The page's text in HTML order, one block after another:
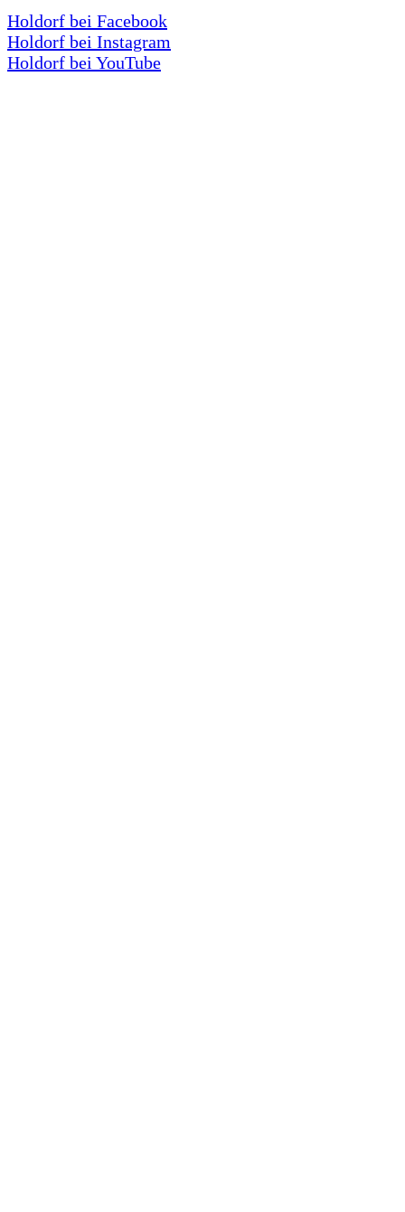
Holdorf bei Facebook
Holdorf bei Instagram
Holdorf bei YouTube